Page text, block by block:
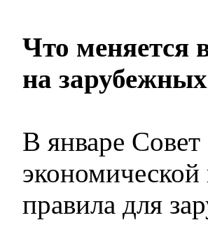
Что меняется
на
В январе
правила для